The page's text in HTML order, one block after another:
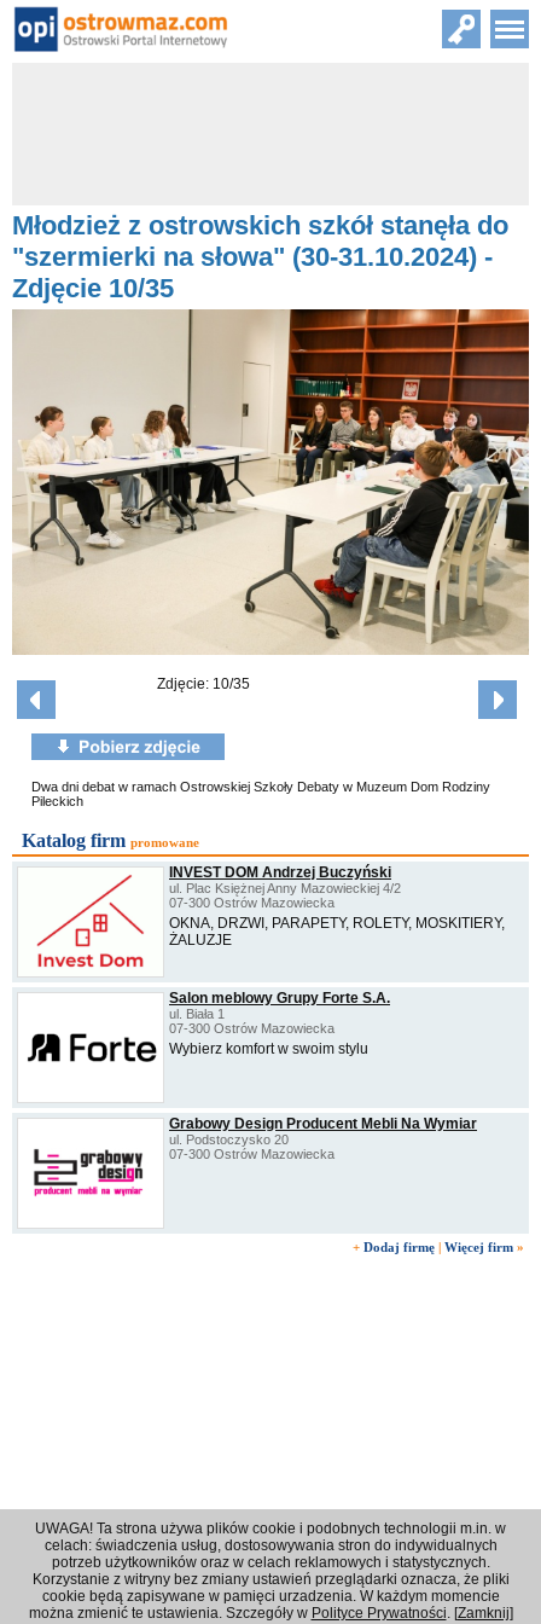
Młodzież z ostrowskich szkół stanęła do
"szermierki na słowa" (30-31.10.2024) -
Zdjęcie 10/35
Zdjęcie: 10/35
Dwa dni debat w ramach Ostrowskiej Szkoły Debaty w Muzeum Dom Rodziny
Pileckich
Katalog firm promowane
INVEST DOM Andrzej Buczyński
ul. Plac Księżnej Anny Mazowieckiej 4/2
07-300 Ostrów Mazowiecka
OKNA, DRZWI, PARAPETY, ROLETY, MOSKITIERY,
ŻALUZJE
Salon meblowy Grupy Forte S.A.
ul. Biała 1
07-300 Ostrów Mazowiecka
Wybierz komfort w swoim stylu
Grabowy Design Producent Mebli Na Wymiar
ul. Podstoczysko 20
07-300 Ostrów Mazowiecka
+ Dodaj firmę Więcej firm »
Regulamin|Polityka prywatności|Reklama|Kontakt
© 2001 - 2026 OPI Ostrowski Portal Internetowy - Wszystkie prawa zastrzeżone
UWAGA! Ta strona używa plików cookie i podobnych technologii m.in. w
celach: świadczenia usług, dostosowywania stron do indywidualnych
potrzeb użytkowników oraz w celach reklamowych i statystycznych.
Korzystanie z witryny bez zmiany ustawień przeglądarki oznacza, że pliki
cookie będą zapisywane w pamięci urzadzenia. W każdym momencie
można zmienić te ustawienia. Szczegóły w Polityce Prywatności. [Zamknij]